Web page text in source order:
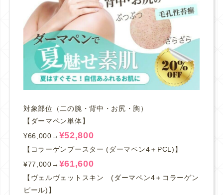
対象部位（二の腕・背中・お尻・胸）
【ダーマペン単体】
¥66,000→ ¥52,800
【コラーゲンブースター (ダーマペン4＋PCL)】
¥77,000→ ¥61,600
【ヴェルヴェットスキン (ダーマペン4＋コラーゲン
ピール)】